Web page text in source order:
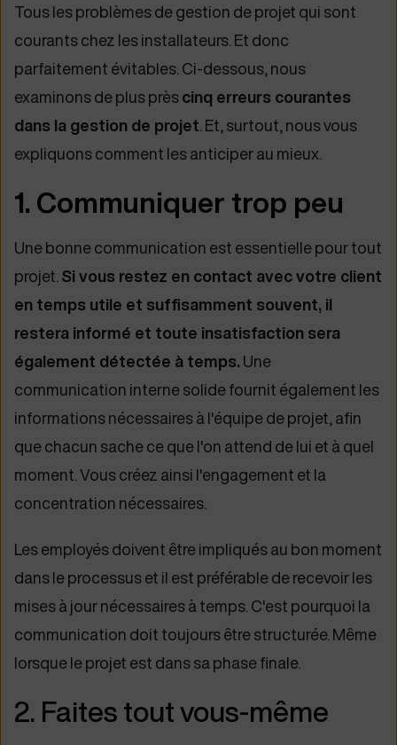
Tous les problèmes de gestion de projet qui sont
courants chez les installateurs. Et donc
parfaitement évitables. Ci-dessous, nous
examinons de plus prèscinq erreurs courantes
dans la gestion de projet. Et, surtout, nous vous
expliquons comment les anticiper au mieux.
1. Communiquer trop peu
Une bonne communication est essentielle pour tout
projet.Si vous restez en contact avec votre client
en temps utile et suffisamment souvent, il
restera informé et toute insatisfaction sera
également détectée à temps. Une
communication interne solide fournit également les
informations nécessaires à l'équipe de projet, afin
que chacun sache ce que l'on attend de lui et à quel
moment. Vous créez ainsi l'engagement et la
concentration nécessaires.
Les employés doivent être impliqués au bon moment
dans le processus et il est préférable de recevoir les
mises à jour nécessaires à temps. C'est pourquoi la
communication doit toujours être structurée. Même
lorsque le projet est dans sa phase finale.
2. Faites tout vous-même